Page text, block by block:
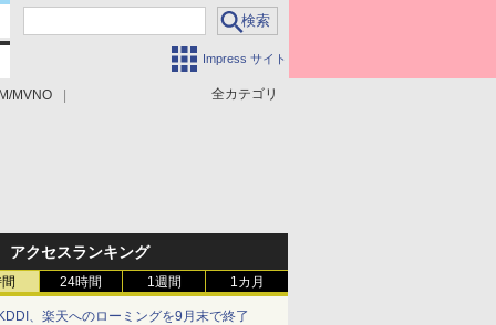
Impress サイト
全カテゴリ
MVNO
アクセスランキング
24時間 1週間 1カ月
、楽天へのローミングを9月末で終了